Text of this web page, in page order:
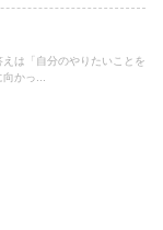
は「自分のやりたいことを
かっ...